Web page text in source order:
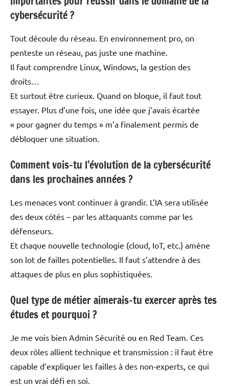
cybersécurité ?
Tout découle du réseau. En environnement pro, on
penteste un réseau, pas juste une machine.
Il faut comprendre Linux, Windows, la gestion des
droits…
Et surtout être curieux. Quand on bloque, il faut tout
essayer. Plus d’une fois, une idée que j’avais écartée
« pour gagner du temps » m’a finalement permis de
débloquer une situation.
Comment vois-tu l’évolution de la cybersécurité
dans les prochaines années ?
Les menaces vont continuer à grandir. L’IA sera utilisée
des deux côtés – par les attaquants comme par les
défenseurs.
Et chaque nouvelle technologie (cloud, IoT, etc.) amène
son lot de failles potentielles. Il faut s’attendre à des
attaques de plus en plus sophistiquées.
Quel type de métier aimerais-tu exercer après tes
études et pourquoi ?
Je me vois bien Admin Sécurité ou en Red Team. Ces
deux rôles allient technique et transmission : il faut être
capable d’expliquer les failles à des non-experts, ce qui
est un vrai défi en soi.